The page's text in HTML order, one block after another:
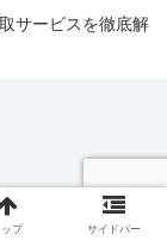
サービスを徹底解
ップ サイドバー